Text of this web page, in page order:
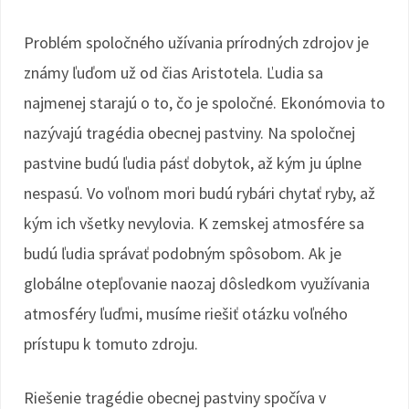
Problém spoločného užívania prírodných zdrojov je
známy ľuďom už od čias Aristotela. Ľudia sa
najmenej starajú o to, čo je spoločné. Ekonómovia to
nazývajú tragédia obecnej pastviny. Na spoločnej
pastvine budú ľudia pásť dobytok, až kým ju úplne
nespasú. Vo voľnom mori budú rybári chytať ryby, až
kým ich všetky nevylovia. K zemskej atmosfére sa
budú ľudia správať podobným spôsobom. Ak je
globálne otepľovanie naozaj dôsledkom využívania
atmosféry ľuďmi, musíme riešiť otázku voľného
prístupu k tomuto zdroju.
Riešenie tragédie obecnej pastviny spočíva v